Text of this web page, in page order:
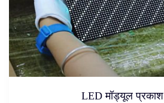
LED मॉड्यूल प्रकाश